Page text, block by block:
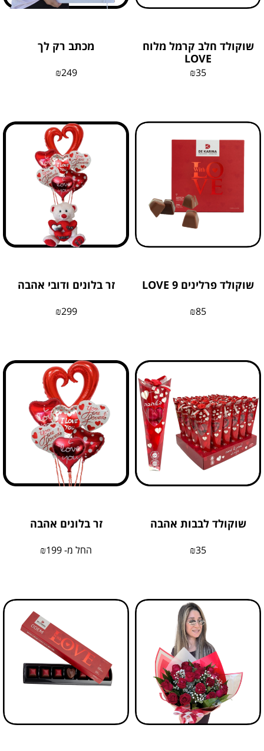
שוקולד חלב קרמל מלוח
LOVE
₪35
מכתב רק לך
₪249
שוקולד פרלינים 9 LOVE
₪85
זר בלונים ודובי אהבה
₪299
שוקולד לבבות אהבה
₪35
זר בלונים אהבה
החל מ- ₪199